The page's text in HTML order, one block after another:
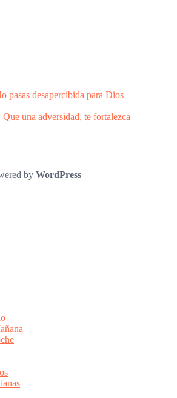
pasas desapercibida para Dios
una adversidad, te fortalezca
by WordPress